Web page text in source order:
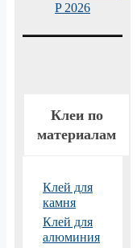
P 2026
Клеи по
материалам
Клей для
камня
Клей для
алюминия